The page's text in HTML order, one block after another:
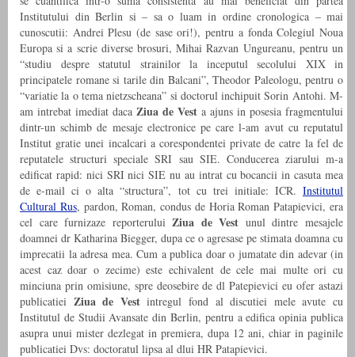
Institutului din Berlin si – sa o luam in ordine cronologica – mai
cunoscutii: Andrei Plesu (de sase ori!), pentru a fonda Colegiul Noua
Europa si a scrie diverse brosuri, Mihai Razvan Ungureanu, pentru un
“studiu despre statutul strainilor la inceputul secolului XIX in
principatele romane si tarile din Balcani”, Theodor Paleologu, pentru o
“variatie la o tema nietzscheana” si doctorul inchipuit Sorin Antohi. M-
am intrebat imediat daca Ziua de Vest a ajuns in posesia fragmentului
dintr-un schimb de mesaje electronice pe care l-am avut cu reputatul
Institut gratie unei incalcari a corespondentei private de catre la fel de
reputatele structuri speciale SRI sau SIE. Conducerea ziarului m-a
edificat rapid: nici SRI nici SIE nu au intrat cu bocancii in casuta mea
de e-mail ci o alta “structura”, tot cu trei initiale: ICR. Institutul
Cultural Rus, pardon, Roman, condus de Horia Roman Patapievici, era
cel care furnizaze reporteruluiZiua de Vest unul dintre mesajele
doamnei dr Katharina Biegger, dupa ce o agresase pe stimata doamna cu
imprecatii la adresa mea. Cum a publica doar o jumatate din adevar (in
acest caz doar o zecime) este echivalent de cele mai multe ori cu
minciuna prin omisiune, spre deosebire de dl Patepievici eu ofer astazi
publicatiei Ziua de Vestintregul fond al discutiei mele avute cu
Institutul de Studii Avansate din Berlin, pentru a edifica opinia publica
asupra unui mister dezlegat in premiera, dupa 12 ani, chiar in paginile
publicatiei Dvs: doctoratul lipsa al dlui HR Patapievici.